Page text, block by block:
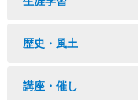
歴史・風土
講座・催し